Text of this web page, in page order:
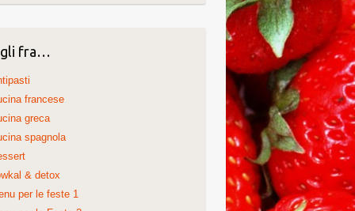
fra…
francese
greca
spagnola
& detox
per le feste 1